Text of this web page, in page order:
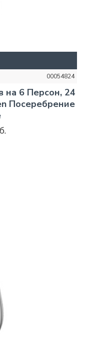
00054824
на 6 Персон, 24
Посеребрение